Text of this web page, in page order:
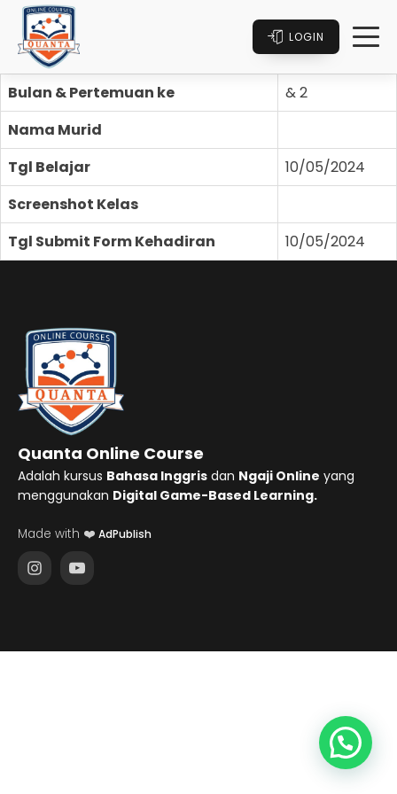
LOGIN
Bulan & Pertemuan ke
& 2
Nama Murid
Tgl Belajar
10/05/2024
Screenshot Kelas
Tgl Submit Form Kehadiran
10/05/2024
Quanta Online Course
Adalah kursus Bahasa Inggris dan Ngaji Online yang
menggunakan Digital Game-Based Learning.
Made with ❤️ AdPublish